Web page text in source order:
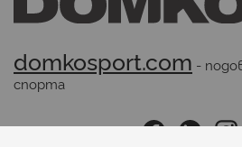
domkosport.com -
спорта
Последвайте ни: